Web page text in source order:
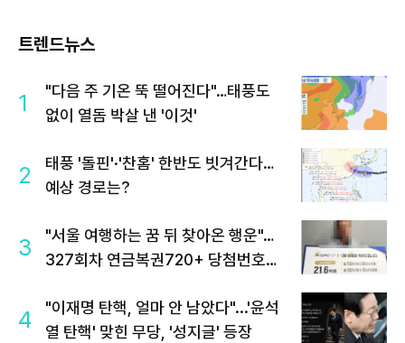
트렌드뉴스
1
"다음 주 기온 뚝 떨어진다"…태풍도
없이 열돔 박살 낸 '이것'
2
태풍 '돌핀'·'찬홈' 한반도 빗겨간다…
예상 경로는?
3
"서울 여행하는 꿈 뒤 찾아온 행운"…
327회차 연금복권720+ 당첨번호조
4
"이재명 탄핵, 얼마 안 남았다"...'윤석
열 탄핵' 맞힌 무당, '성지글' 등장